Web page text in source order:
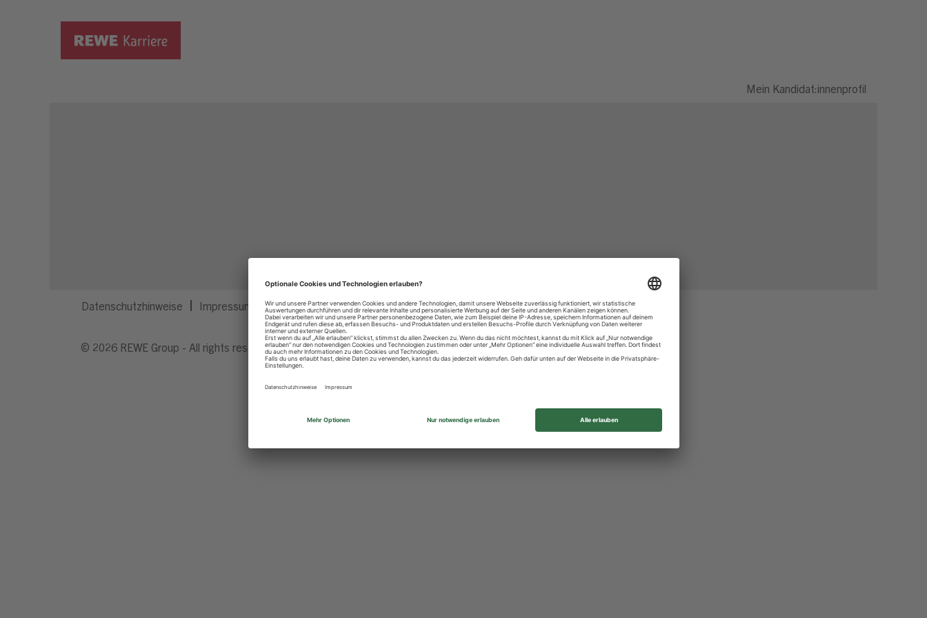
Mein Kandidat:innenprofil
Datenschutzhinweise Impressum Privatsphäre-Einstellungen
© 2026 REWE Group - All rights reserved